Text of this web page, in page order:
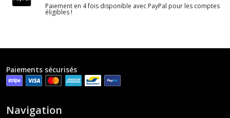
Paiement en 4 fois disponible avec PayPal pour les comptes
éligibles !
Paiements sécurisés
Navigation